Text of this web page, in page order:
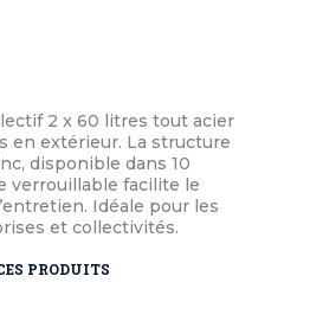
2 x 60 litres tout acier
en extérieur. La structure
disponible dans 10
verrouillable facilite le
Idéale pour les
et collectivités.
PRODUITS